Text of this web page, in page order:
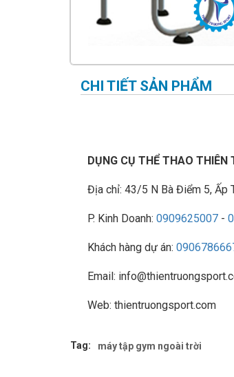
CHI TIẾT SẢN PHẨM
DỤNG CỤ THỂ THAO THIÊN
Địa chỉ: 43/5 N Bà Điểm 5, Ấp
P. Kinh Doanh: 0909625007 -
Khách hàng dự án:
Email:
Web: thientruongsport.com
Tag: máy tập gym ngoài trời